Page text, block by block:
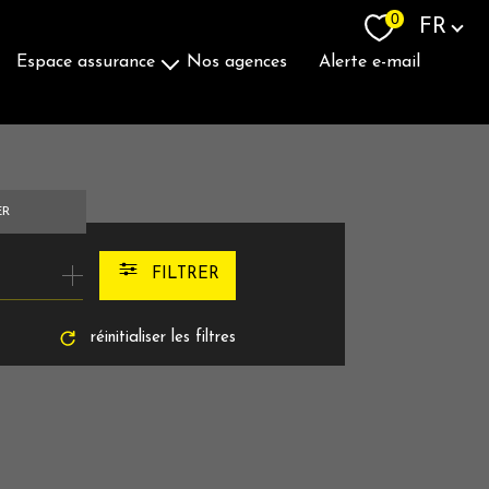
0 Langue
FR
espace assurance nos agences alerte e-mail
FILTRER
réinitialiser les filtres